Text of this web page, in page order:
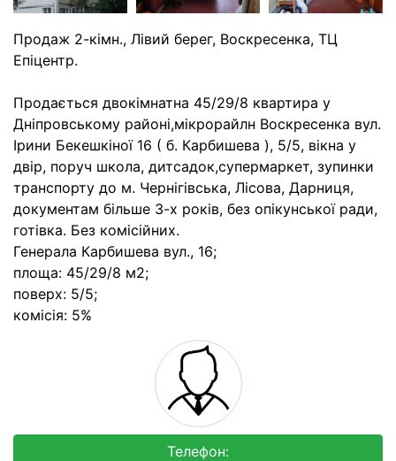
Продаж 2-кімн., Лівий берег, Воскресенка, ТЦ
Епіцентр.
Продається двокімнатна 45/29/8 квартира у
Дніпровському районі,мікрорайлн Воскресенка вул.
Ірини Бекешкіної 16 ( б. Карбишева ), 5/5, вікна у
двір, поруч школа, дитсадок,супермаркет, зупинки
транспорту до м. Чернігівська, Лісова, Дарниця,
документам більше 3-х років, без опікунської ради,
готівка. Без комісійних.
Генерала Карбишева вул., 16;
площа: 45/29/8 м2;
поверх: 5/5;
комісія: 5%
Телефон: